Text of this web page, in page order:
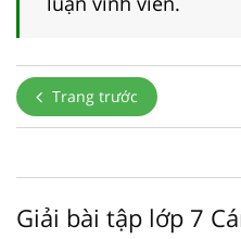
Trang trước
Giải bài tập lớp 7